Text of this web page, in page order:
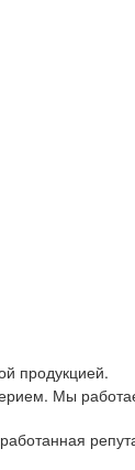
продукцией.
Мы